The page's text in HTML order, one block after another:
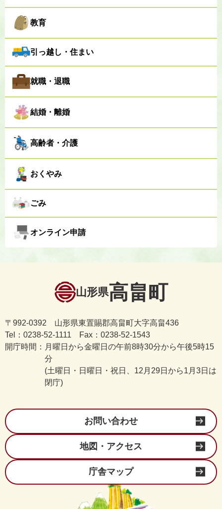
教育
引っ越し・住まい
就職・退職
結婚・離婚
高齢者・介護
おくやみ
ごみ
オンライン申請
山形県高畠町
〒992-0392 山形県東置賜郡高畠町大字高畠436
Tel：0238-52-1111 Fax：0238-52-1543
開庁時間： 月曜日から金曜日の午前8時30分から午後5時15
分
(土曜日・日曜日・祝日、12月29日から1月3日は
閉庁)
お問い合わせ
地図・アクセス
庁舎マップ